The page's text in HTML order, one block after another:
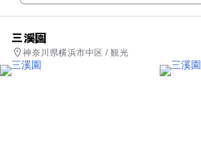
三溪園
神奈川県横浜市中区 / 観光